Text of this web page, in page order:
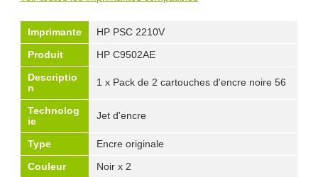
Imprimante
HP PSC 2210V
Produit
HP C9502AE
Descriptio
n
1 x Pack de 2 cartouches d'encre noire 56
Technolog
ie
Jet d'encre
Type
Encre originale
Couleur
Noir x 2